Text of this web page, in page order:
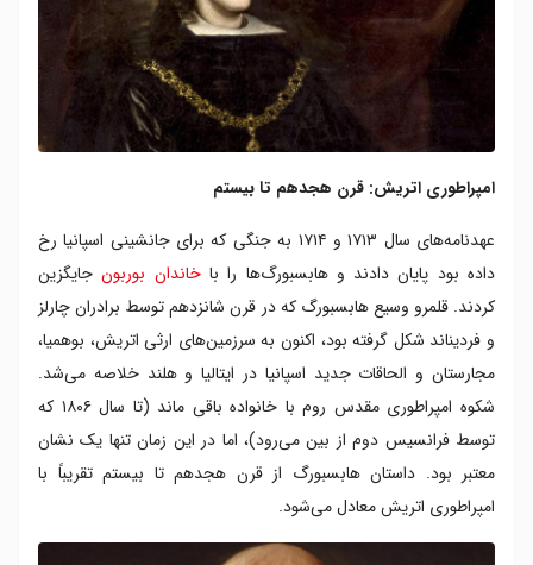
امپراطوری اتریش: قرن هجدهم تا بیستم
عهدنامه‌های سال ۱۷۱۳ و ۱۷۱۴ به جنگی که برای جانشینی اسپانیا رخ
داده بود پایان دادند و هابسبورگ‌ها را باخاندان بوربونجایگزین
کردند. قلمرو وسیع هابسبورگ که در قرن شانزدهم توسط برادران چارلز
و فردیناند شکل گرفته بود، اکنون به سرزمین‌های ارثی اتریش، بوهمیا،
مجارستان و الحاقات جدید اسپانیا در ایتالیا و هلند خلاصه می‌شد.
شکوه امپراطوری مقدس روم با خانواده باقی ماند (تا سال ۱۸۰۶ که
توسط فرانسیس دوم از بین می‌رود)، اما در این زمان تنها یک نشان
معتبر بود. داستان هابسبورگ از قرن هجدهم تا بیستم تقریباً با
امپراطوری اتریش معادل می‌شود.